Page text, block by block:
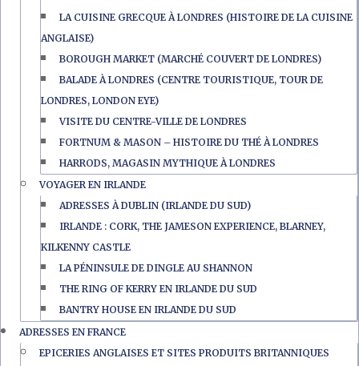
LA CUISINE GRECQUE À LONDRES (HISTOIRE DE LA CUISINE
ANGLAISE)
BOROUGH MARKET (MARCHÉ COUVERT DE LONDRES)
BALADE À LONDRES (CENTRE TOURISTIQUE, TOUR DE
LONDRES, LONDON EYE)
VISITE DU CENTRE-VILLE DE LONDRES
FORTNUM & MASON – HISTOIRE DU THÉ À LONDRES
HARRODS, MAGASIN MYTHIQUE À LONDRES
VOYAGER EN IRLANDE
ADRESSES À DUBLIN (IRLANDE DU SUD)
IRLANDE : CORK, THE JAMESON EXPERIENCE, BLARNEY,
KILKENNY CASTLE
LA PÉNINSULE DE DINGLE AU SHANNON
THE RING OF KERRY EN IRLANDE DU SUD
BANTRY HOUSE EN IRLANDE DU SUD
ADRESSES EN FRANCE
EPICERIES ANGLAISES ET SITES PRODUITS BRITANNIQUES